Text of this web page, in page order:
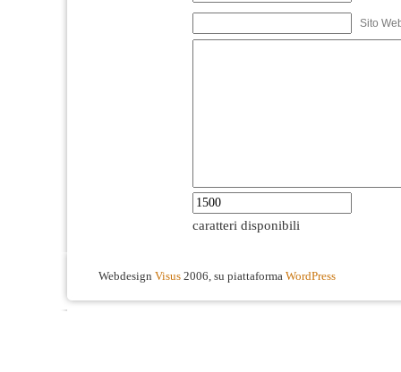
Sito
caratteri disponibili
Webdesign Visus 2006, su piattaforma WordPress